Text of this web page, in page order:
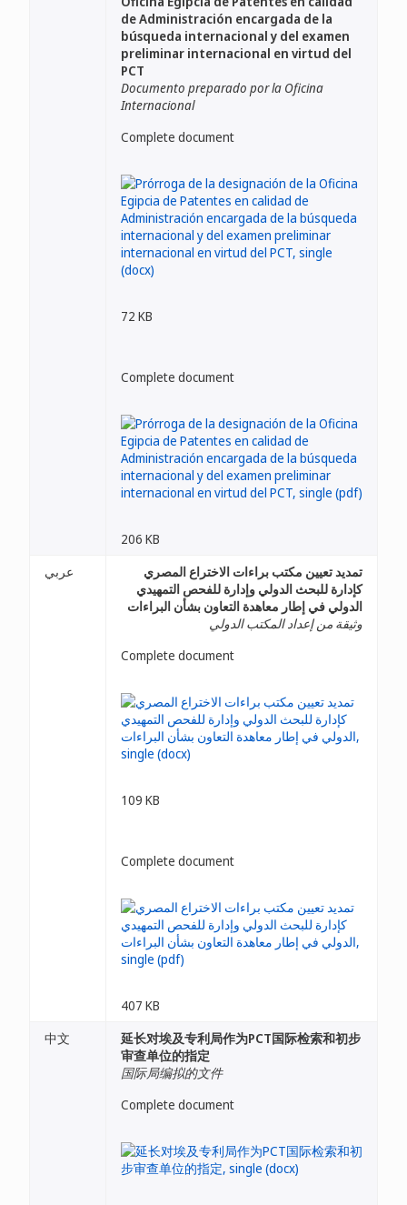
de Administración encargada de la
búsqueda internacional y del examen
preliminar internacional en virtud del
PCT
Documento preparado por la Oficina
Internacional
Complete document
72 KB
Complete document
206 KB
عربي
تمديد تعيين مكتب براءات الاختراع المصري
كإدارة للبحث الدولي وإدارة للفحص التمهيدي
الدولي في إطار معاهدة التعاون بشأن البراءات
وثيقة من إعداد المكتب الدولي
Complete document
109 KB
Complete document
407 KB
中文
延长对埃及专利局作为PCT国际检索和初步
审查单位的指定
国际局编拟的文件
Complete document